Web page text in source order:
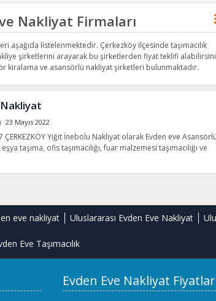
Nakliyat Firmaları
aşağıda listelenmektedir. Çerkezköy ilçesinde taşımacılık
şirketlerini arayarak bu şirketlerden fiyat teklifi
kiralama ve asansörlü nakliyat şirketleri bulunmaktadır.
23 Mayıs 2022
ÇERKEZKÖY Yiğit İnebolu Nakliyat olarak Evden eve Asansörlü
eşya taşıma, ofis taşımacılığı, fuar malzemesi taşımacılığı ve
eve nakliyat Uluslararası Evden Eve Nakliyat
Eve Taşımacılık
Evden Eve Nakliyat